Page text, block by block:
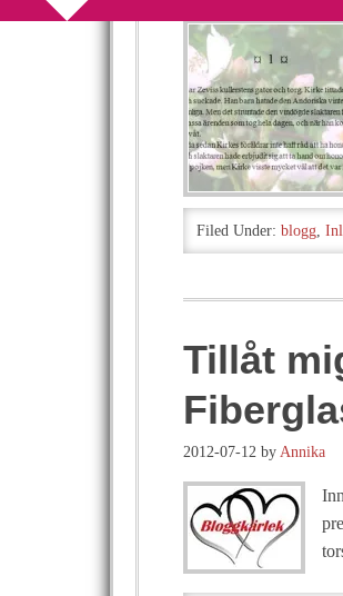
Filed Under: blogg,
Tillåt
2012-07-12 by Annika